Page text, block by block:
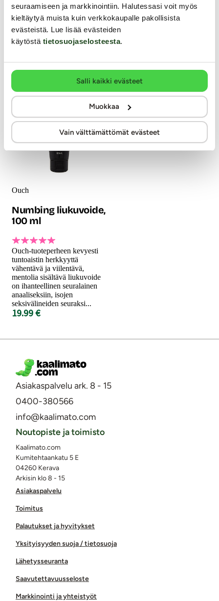
seuraamiseen ja markkinointiin. Halutessasi voit myös
kieltäytyä muista kuin verkkokaupalle pakollisista
evästeistä. Lue lisää evästeiden
käytöstä tietosuojaselosteesta.
Salli kaikki evästeet
Muokkaa
Vain välttämättömät evästeet
ainesosia tehden anaaliseksistä
miellyttävää ja nautinnollista.
Miedolle mentholille tuoksuva
ja väriltään valkoinen
liukuvoide tuo seksiin
uudenlaisia tuntemuksia ja
19.99 €
runsaasti panthenolia ja aloe
veraa, jotka rentouttavat ja
tekevät anaalialueen ihosta,
limakalvosta ja kudoksista
joustavampia. Suihke
19.99 €
Ouch
Numbing liukuvoide,
100 ml
Ouch-tuoteperheen kevyesti
tuntoaistin herkkyyttä
vähentävä ja viilentävä,
mentolia sisältävä liukuvoide
on ihanteellinen seuralainen
anaaliseksiin, isojen
seksivälineiden seuraksi...
19.99 €
Asiakaspalvelu ark. 8 - 15
0400-380566
info@kaalimato.com
Asiakaspalvelu
Toimitus
Palautukset ja hyvitykset
Yksityisyyden suoja / tietosuoja
Lähetysseuranta
Saavutettavuusseloste
Markkinointi ja yhteistyöt
Noutopiste ja toimisto
Kaalimato.com
Kumitehtaankatu 5 E
04260 Kerava
Arkisin klo 8 - 15